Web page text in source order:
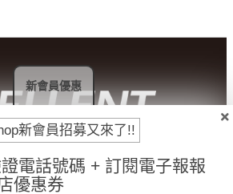
付款方法
新會員招募又來了!!
電話號碼 + 訂閱電子報報
優惠券
新會員優惠